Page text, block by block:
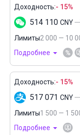
Доходность:- 15%
514 110 CNY
Лимиты2 000 — 10
Подробнее
Доходность:- 15%
517 071 CNY
Лимиты1 500 — 1
Подробнее